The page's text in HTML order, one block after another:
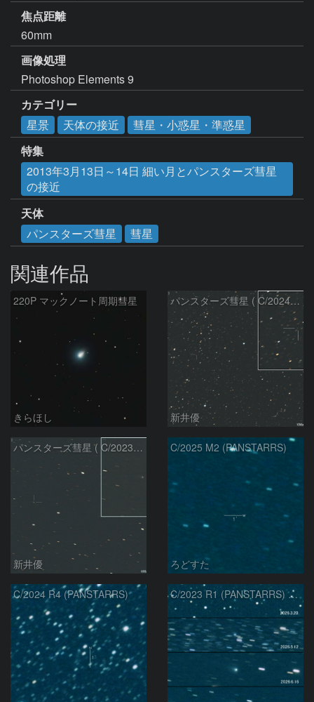
焦点距離
60mm
画像処理
Photoshop Elements 9
カテゴリー
星景
天体の接近
彗星・小惑星・準惑星
特集
2013年3月13日～14日 細い月とパンスターズ彗星
の接近
天体
パンスターズ彗星
彗星
関連作品
220P マックノート周期彗星
きらほし
パンスターズ彗星 ( C/2024R4 )：2026/07/27
新井優
パンスターズ彗星 ( C/2023R1 )：2026/07/09
新井優
C/2025 M2 (PANSTARRS)
ろどすた
C/2024 R4 (PANSTARRS) C/2023 R1 (PANSTARRS) の変化